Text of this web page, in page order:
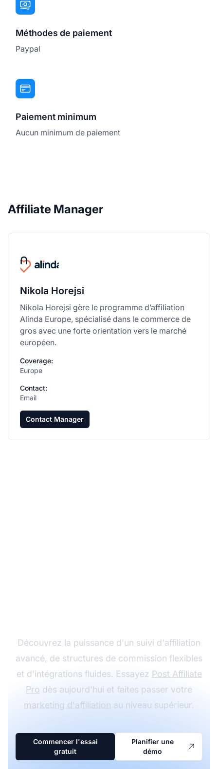
Méthodes de paiement
Paypal
Paiement minimum
Aucun minimum de paiement
Affiliate Manager
Nikola Horejsi
Nikola Horejsi gère le programme d’affiliation
Alinda Europe, spécialisé dans le commerce de
gros avec une forte orientation vers le marché
européen.
Coverage:
Europe
Contact:
Email
Contact Manager
Découvrez la puissance d'un suivi d'affiliation
avancé, de structures de commission flexibles
et d'intégrations fluides. Essayez Post Affiliate
Pro dès aujourd'hui et faites passer votre
marketing d'affiliation au niveau supérieur.
Commencer l'essai
gratuit
Planifier une
démo